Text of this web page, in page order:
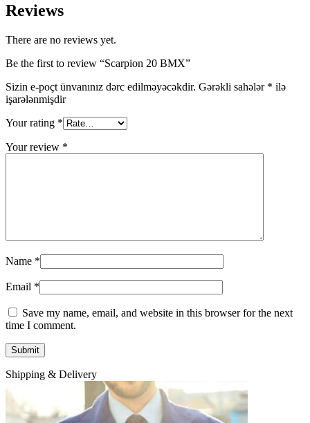
Reviews
There are no reviews yet.
Be the first to review “Scarpion 20 BMX”
Sizin e-poçt ünvanınız dərc edilməyəcəkdir. Gərəkli sahələr * ilə
işarələnmişdir
Your rating *
Your review *
Name *
Email *
Save my name, email, and website in this browser for the next
time I comment.
Shipping & Delivery